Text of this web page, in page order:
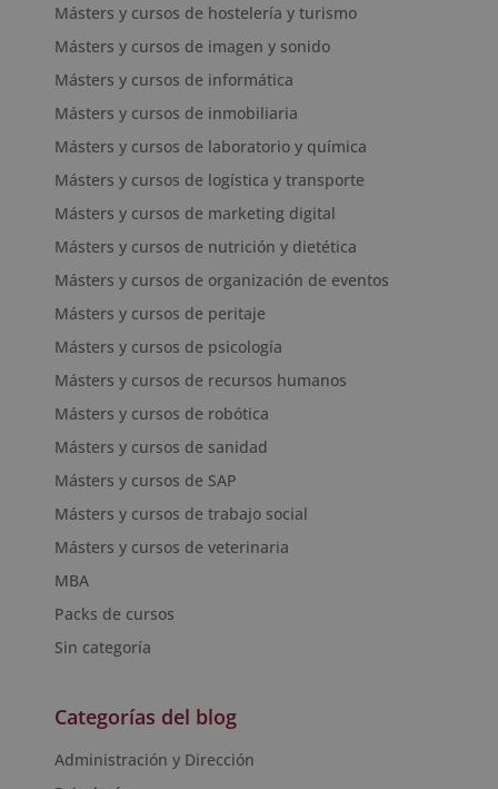
Másters y cursos de hostelería y turismo
Másters y cursos de imagen y sonido
Másters y cursos de informática
Másters y cursos de inmobiliaria
Másters y cursos de laboratorio y química
Másters y cursos de logística y transporte
Másters y cursos de marketing digital
Másters y cursos de nutrición y dietética
Másters y cursos de organización de eventos
Másters y cursos de peritaje
Másters y cursos de psicología
Másters y cursos de recursos humanos
Másters y cursos de robótica
Másters y cursos de sanidad
Másters y cursos de SAP
Másters y cursos de trabajo social
Másters y cursos de veterinaria
MBA
Packs de cursos
Sin categoría
Categorías del blog
Administración y Dirección